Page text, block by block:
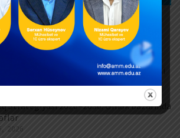
və daimi xidmətlərin rəsmiləşdirilməsi
Strategiyası 2026–2030: Əmək bazarında
2026